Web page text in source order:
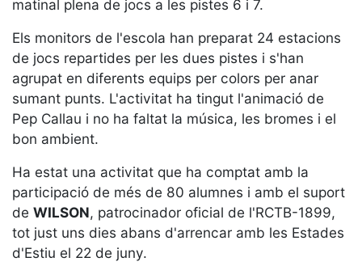
Serveis
Instal·lacions
Preguntes
Freqüents
(FAQs)
Treballa amb
nosaltres
Àrea esportiva
Tennis
Escola de
tennis
matinal plena de jocs a les pistes 6 i 7.
Els monitors de l'escola han preparat 24 estacions
de jocs repartides per les dues pistes i s'han
agrupat en diferents equips per colors per anar
sumant punts. L'activitat ha tingut l'animació de
Pep Callau i no ha faltat la música, les bromes i el
bon ambient.
Ha estat una activitat que ha comptat amb la
participació de més de 80 alumnes i amb el suport
de WILSON, patrocinador oficial de l'RCTB-1899,
tot just uns dies abans d'arrencar amb les Estades
d'Estiu el 22 de juny.